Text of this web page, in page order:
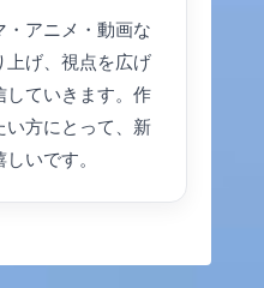
・アニメ・動画な
上げ、視点を広げ
していきます。作
い方にとって、新
いです。